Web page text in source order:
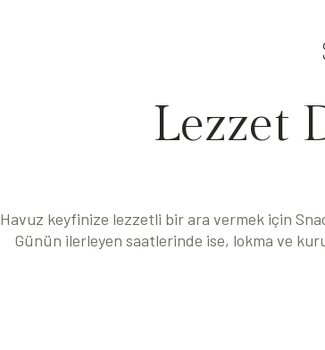
Lezzet
Havuz keyfinize lezzetli bir ara vermek için
Günün ilerleyen saatlerinde ise, lokma ve